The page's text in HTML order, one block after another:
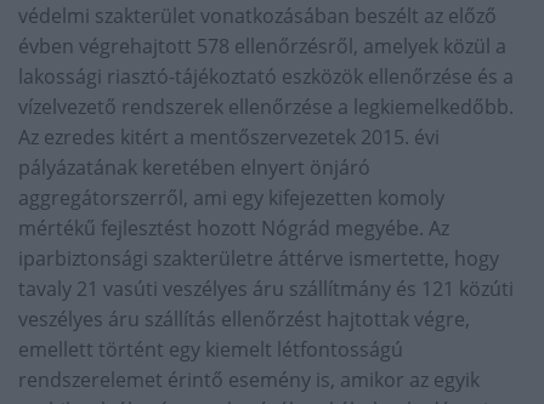
védelmi szakterület vonatkozásában beszélt az előző
évben végrehajtott 578 ellenőrzésről, amelyek közül a
lakossági riasztó-tájékoztató eszközök ellenőrzése és a
vízelvezető rendszerek ellenőrzése a legkiemelkedőbb.
Az ezredes kitért a mentőszervezetek 2015. évi
pályázatának keretében elnyert önjáró
aggregátorszerről, ami egy kifejezetten komoly
mértékű fejlesztést hozott Nógrád megyébe. Az
iparbiztonsági szakterületre áttérve ismertette, hogy
tavaly 21 vasúti veszélyes áru szállítmány és 121 közúti
veszélyes áru szállítás ellenőrzést hajtottak végre,
emellett történt egy kiemelt létfontosságú
rendszerelemet érintő esemény is, amikor az egyik